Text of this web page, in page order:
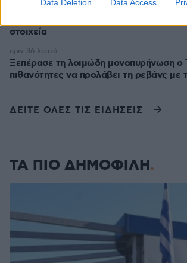
Data Deletion Data Access
Σκέρτσος: «Στατιστική παγίδα» το ότι 7
στοιχεία
Ξεπέρασε τη λοιμώδη μονοπυρήνωση ο
πιθανότητες να προλάβει τη ρεβάνς
πριν 36 λεπτά
ΔΕΙΤΕ ΟΛΕΣ ΤΙΣ ΕΙΔΗΣΕΙΣ
ΤΑ ΠΙΟ ΔΗΜΟΦΙΛΗ